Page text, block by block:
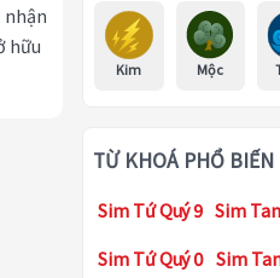
nhận
hữu
Kim Mộc
TỪ KHOÁ PHỔ BIẾN
Sim Tứ Quý 9 Sim
Sim Tứ Quý 0 Sim